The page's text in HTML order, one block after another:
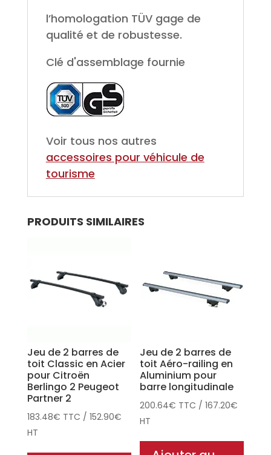
l’homologation TÜV gage de
qualité et de robustesse.
Clé d'assemblage fournie
Voir tous nos autres
accessoires pour véhicule de
tourisme
PRODUITS SIMILAIRES
Jeu de 2 barres de
toit Classic en Acier
pour Citroën
Berlingo 2 Peugeot
Partner 2
183.48€ TTC / 152.90€
HT
Jeu de 2 barres de
toit Aéro-railing en
Aluminium pour
barre longitudinale
200.64€ TTC /167.20€
HT